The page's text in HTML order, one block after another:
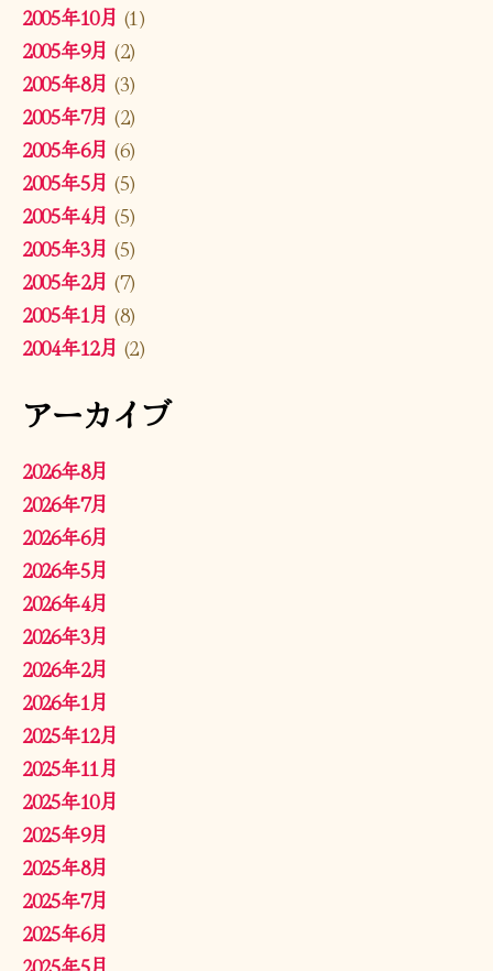
2005年10月 (1)
2005年9月 (2)
2005年8月 (3)
2005年7月 (2)
2005年6月 (6)
2005年5月 (5)
2005年4月 (5)
2005年3月 (5)
2005年2月 (7)
2005年1月 (8)
2004年12月 (2)
アーカイブ
2026年8月
2026年7月
2026年6月
2026年5月
2026年4月
2026年3月
2026年2月
2026年1月
2025年12月
2025年11月
2025年10月
2025年9月
2025年8月
2025年7月
2025年6月
2025年5月